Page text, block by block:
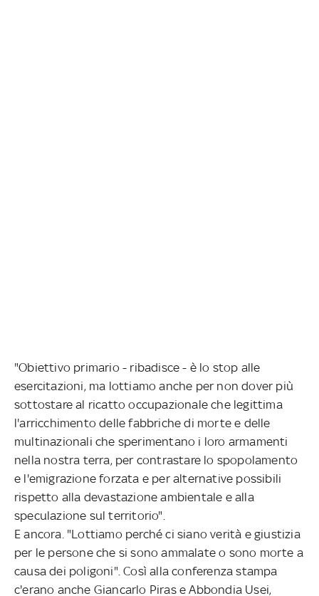
"Obiettivo primario - ribadisce - è lo stop alle
esercitazioni, ma lottiamo anche per non dover più
sottostare al ricatto occupazionale che legittima
l'arricchimento delle fabbriche di morte e delle
multinazionali che sperimentano i loro armamenti
nella nostra terra, per contrastare lo spopolamento
e l'emigrazione forzata e per alternative possibili
rispetto alla devastazione ambientale e alla
speculazione sul territorio".
E ancora. "Lottiamo perché ci siano verità e giustizia
per le persone che si sono ammalate o sono morte a
causa dei poligoni". Così alla conferenza stampa
c'erano anche Giancarlo Piras e Abbondia Usei,